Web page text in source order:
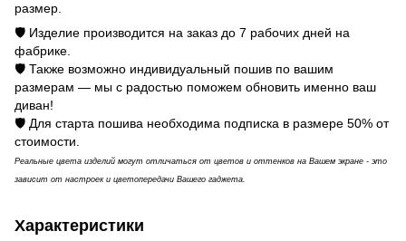
размер.
🛡️ Изделие производится на заказ до 7 рабочих дней на
фабрике.
🛡️ Также возможно индивидуальный пошив по вашим
размерам — мы с радостью поможем обновить именно ваш
диван!
🛡️ Для старта пошива необходима подписка в размере 50% от
стоимости.
Реальные ц​​​вета изделий могут отличаться от цветов и оттенков на Вашем экране - это
зависит от настроек и цветопередачи Вашего гаджета.
Характеристики